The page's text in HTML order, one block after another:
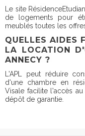
Le site
de logements pour
meublés toutes les
QUELLES AIDES
LA LOCATION
ANNECY ?
L'APL peut réduire
d'une chambre en
Visale facilite l'accès
dépôt de garantie.